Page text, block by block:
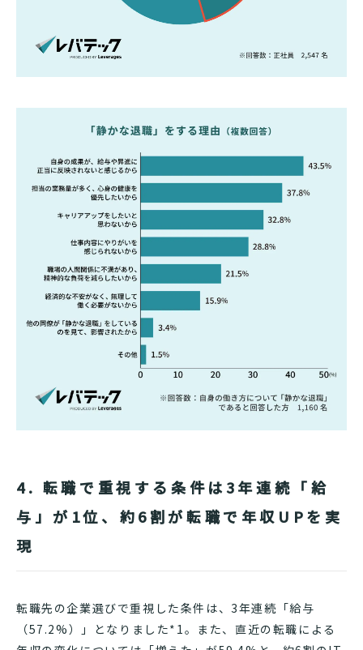
4. 転職で重視する条件は3年連続「給
与」が1位、約6割が転職で年収UPを実
現
転職先の企業選びで重視した条件は、3年連続「給与
（57.2%）」となりました*1。また、直近の転職による